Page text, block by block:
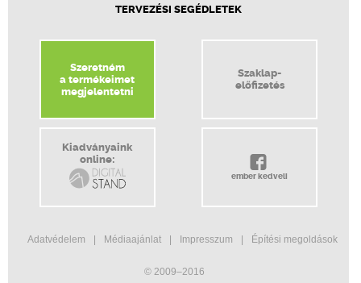
TERVEZÉSI SEGÉDLETEK
Szeretném
a termékeimet
megjelentetni
Szaklap-
előfizetés
Kiadványaink
online:
ember kedveli
Adatvédelem Médiaajánlat Impresszum Építési megoldások
© 2009–2016